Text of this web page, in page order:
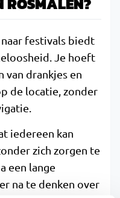
festivals biedt
Je hoeft
van drankjes en
de locatie, zonder
iedereen kan
zich zorgen te
een lange
na te denken over